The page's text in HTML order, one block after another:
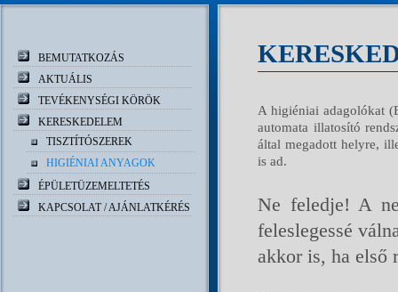
BEMUTATKOZÁS
AKTUÁLIS
TEVÉKENYSÉGI KÖRÖK
KERESKEDELEM
TISZTÍTÓSZEREK
HIGIÉNIAI ANYAGOK
ÉPÜLETÜZEMELTETÉS
KAPCSOLAT / AJÁNLATKÉRÉS
A higiéniai adagolókat
automata illatosító
által megadott helyre,
is ad.
Ne feledje! A
feleslegessé
akkor is, ha első